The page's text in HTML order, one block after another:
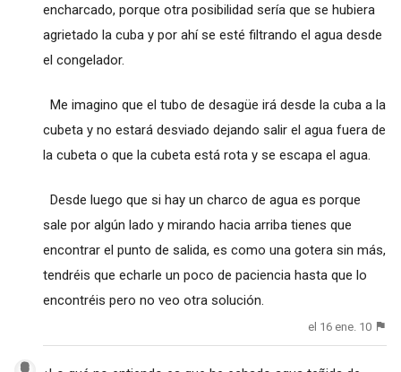
encharcado, porque otra posibilidad sería que se hubiera
agrietado la cuba y por ahí se esté filtrando el agua desde
el congelador.
Me imagino que el tubo de desagüe irá desde la cuba a la
cubeta y no estará desviado dejando salir el agua fuera de
la cubeta o que la cubeta está rota y se escapa el agua.
Desde luego que si hay un charco de agua es porque
sale por algún lado y mirando hacia arriba tienes que
encontrar el punto de salida, es como una gotera sin más,
tendréis que echarle un poco de paciencia hasta que lo
encontréis pero no veo otra solución.
el 16 ene. 10